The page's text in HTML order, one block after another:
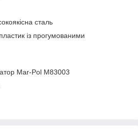
сталь
пластик із прогумованими
Mar-Pol M83003